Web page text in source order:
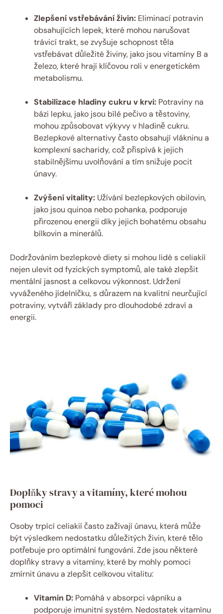
Zlepšení vstřebávání živin: Eliminací potravin
obsahujících lepek, které mohou narušovat
trávicí trakt, se zvyšuje schopnost těla
vstřebávat důležité živiny, jako jsou vitamíny B a
železo, které hrají klíčovou roli v energetickém
metabolismu.
Stabilizace hladiny cukru v krvi: Potraviny na
bázi lepku, jako jsou bílé pečivo a těstoviny,
mohou způsobovat výkyvy v hladině cukru.
Bezlepkové alternativy často obsahují vlákninu a
komplexní sacharidy, což přispívá k jejich
stabilnějšímu uvolňování a tím snižuje pocit
únavy.
Zvýšení vitality: Užívání bezlepkových obilovin,
jako jsou quinoa nebo pohanka, podporuje
přirozenou energii díky jejich bohatému obsahu
bílkovin a minerálů.
Dodržováním bezlepkové diety si mohou lidé s celiakií
nejen ulevit od fyzických symptomů, ale také zlepšit
mentální jasnost a celkovou výkonnost. Udržení
vyváženého jídelníčku, s důrazem na kvalitní neurčující
potraviny, vytváří základy pro dlouhodobé zdraví a
energii.
Doplňky stravy a vitamíny, které mohou
pomoci
Osoby trpící celiakií často zažívají únavu, která může
být výsledkem nedostatku důležitých živin, které tělo
potřebuje pro optimální fungování. Zde jsou některé
doplňky stravy a vitamíny, které by mohly pomoci
zmírnit únavu a zlepšit celkovou vitalitu:
Vitamin D: Pomáhá v absorpci vápníku a
podporuje imunitní systém. Nedostatek vitamínu